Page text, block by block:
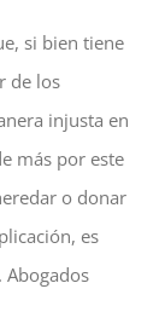
si bien tiene
de los
injusta en
más por este
o donar
es
Abogados